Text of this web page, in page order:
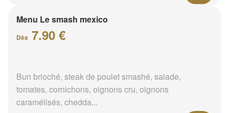
Menu Le smash mexico
Dès 7.90 €
Bun brioché, steak de poulet smashé, salade,
tomates, cornichons, oignons cru, oignons
caramélisés, chedda...